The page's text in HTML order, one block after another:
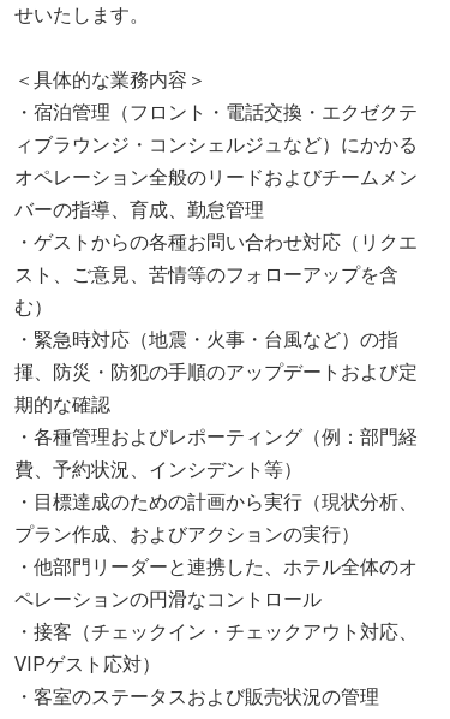
せいたします。
＜具体的な業務内容＞
・宿泊管理（フロント・電話交換・エクゼクテ
ィブラウンジ・コンシェルジュなど）にかかる
オペレーション全般のリードおよびチームメン
バーの指導、育成、勤怠管理
・ゲストからの各種お問い合わせ対応（リクエ
スト、ご意見、苦情等のフォローアップを含
む）
・緊急時対応（地震・火事・台風など）の指
揮、防災・防犯の手順のアップデートおよび定
期的な確認
・各種管理およびレポーティング（例：部門経
費、予約状況、インシデント等）
・目標達成のための計画から実行（現状分析、
プラン作成、およびアクションの実行）
・他部門リーダーと連携した、ホテル全体のオ
ペレーションの円滑なコントロール
・接客（チェックイン・チェックアウト対応、
VIPゲスト応対）
・客室のステータスおよび販売状況の管理